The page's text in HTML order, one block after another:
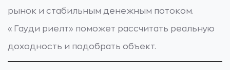
рынок и стабильным денежным потоком.
«Гауди риелт» поможет рассчитать реальную
доходность и подобрать объект.